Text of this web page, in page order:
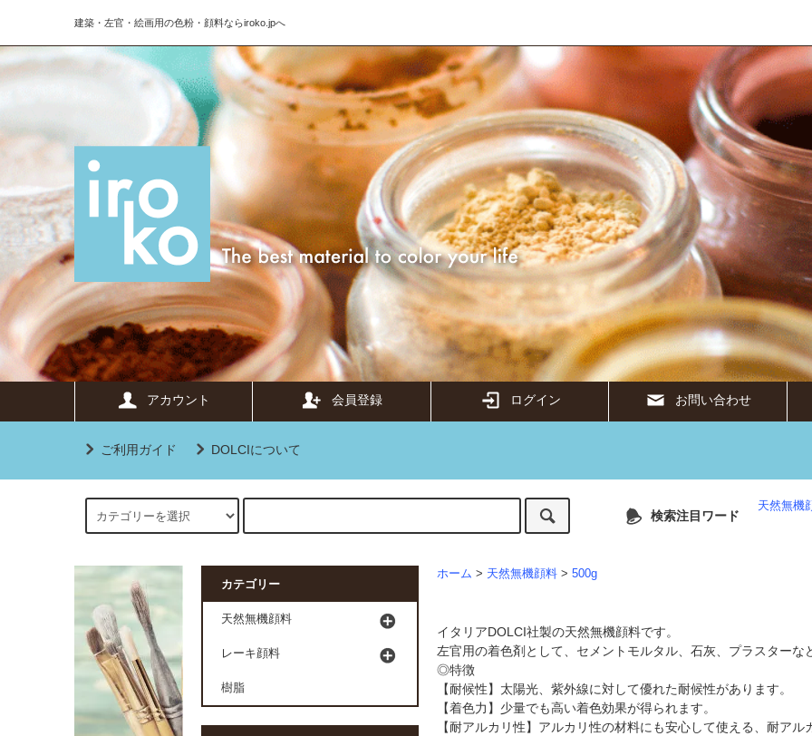
建築・左官・絵画用の色粉・顔料ならiroko.jpへ
アカウント 会員登録 ログイン お問い合わせ
ご利用ガイド DOLCIについて
検索注目ワード
天然無機
ホーム > 天然無機顔料 > 500g
イタリアDOLCI社製の天然無機顔料です。
左官用の着色剤として、セメントモルタル、石灰、プラスターな
◎特徴
【耐候性】太陽光、紫外線に対して優れた耐候性があります。
【着色力】少量でも高い着色効果が得られます。
【耐アルカリ性】アルカリ性の材料にも安心して使える、耐アル
カテゴリー
天然無機顔料
レーキ顔料
樹脂